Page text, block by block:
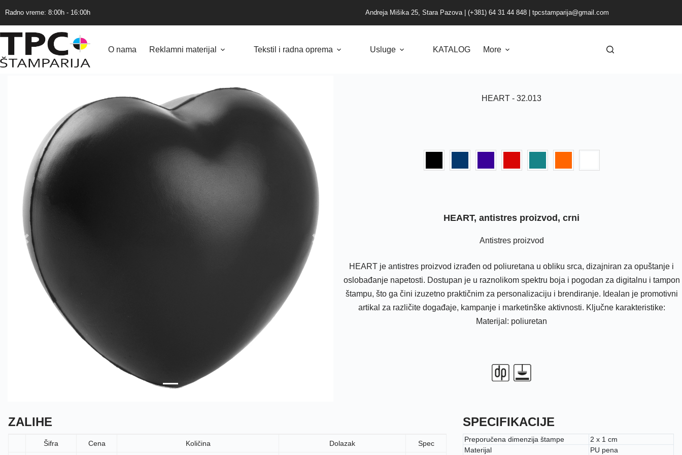
toRadno vreme: 8:00h - 16:00h Andreja Mišika 25, Stara Pazova| (+381) 64 31 44 848| tpcstamparija@gmail.com
O nama Reklamni materijal Tekstil i radna oprema Usluge KATALOG More
Sledeće
HEART - 32.013
HEART, antistres proizvod, crni
Antistres proizvod
HEART je antistres proizvod izrađen od poliuretana u obliku srca, dizajniran za opuštanje i
oslobađanje napetosti. Dostupan je u raznolikom spektru boja i pogodan za digitalnu i tampon
štampu, što ga čini izuzetno praktičnim za personalizaciju i brendiranje. Idealan je promotivni
artikal za različite događaje, kampanje i marketinške aktivnosti. Ključne karakteristike:
Materijal: poliuretan
ZALIHE
Šifra Cena Količina Dolazak Spec
SPECIFIKACIJE
Preporučena dimenzija štampe
2 x 1 cm
Materijal
PU pena